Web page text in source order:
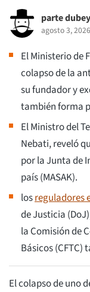
parte dubey
agosto 3,
El Ministerio de
colapso de la
su fundador y
también forma
El Ministro del
Nebati, reveló
por la Junta de
país (MASAK).
losreguladores
de Justicia
la Comisión de
Básicos (CFTC)
El colapso de uno